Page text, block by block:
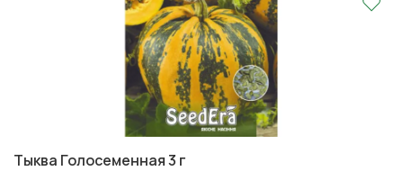
Тыква Голосеменная 3 г